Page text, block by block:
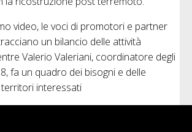
video, le voci di promotori e partner
un bilancio delle attività
Valerio Valeriani, coordinatore degli
fa un quadro dei bisogni e delle
interessati